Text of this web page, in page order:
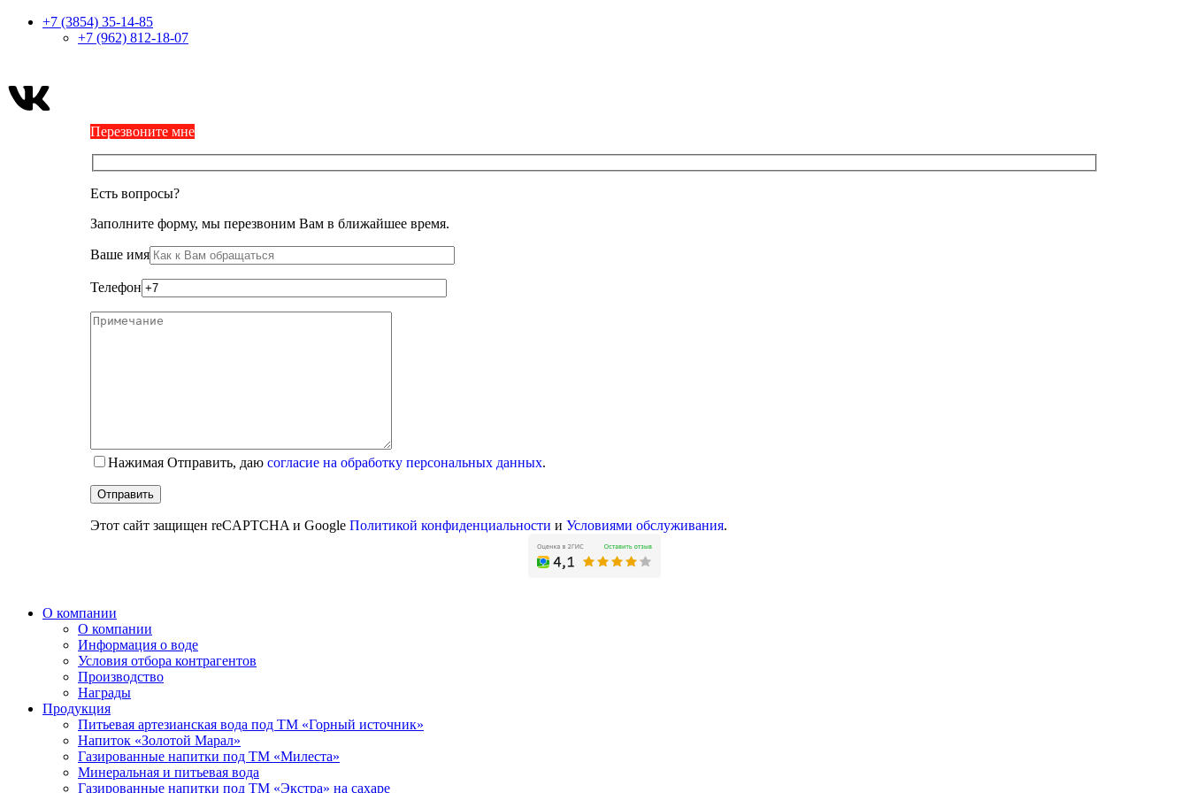
+7 (3854) 35-14-85
+7 (962) 812-18-07
Перезвоните мне
Есть вопросы?
Заполните форму, мы перезвоним Вам в ближайшее время.
Ваше имя
Телефон
Нажимая Отправить, даю согласие на обработку персональных данных.
Этот сайт защищен reCAPTCHA и Google Политикой конфиденциальности и Условиями обслуживания.
О компании
О компании
Информация о воде
Условия отбора контрагентов
Производство
Награды
Продукция
Питьевая артезианская вода под ТМ «Горный источник»
Напиток «Золотой Марал»
Газированные напитки под ТМ «Милеста»
Минеральная и питьевая вода
Газированные напитки под ТМ «Экстра» на сахаре